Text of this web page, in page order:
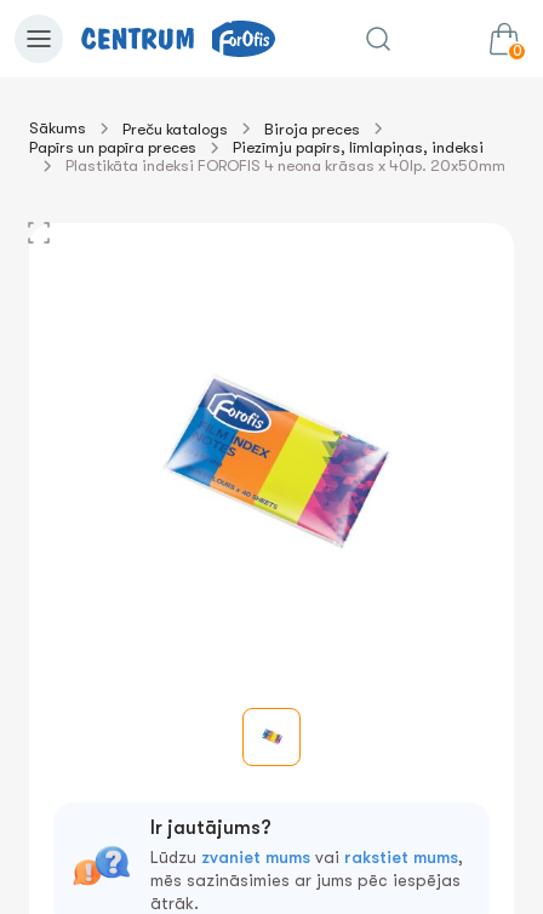
0
uz grozu Summa:0.00€
Sākums Preču katalogs
Biroja preces
Papīrs un papīra preces
Piezīmju papīrs, līmlapiņas, indeksi
Plastikāta indeksi FOROFIS 4 neona krāsas x 40lp. 20x50mm
Ir jautājums?
Lūdzu zvaniet mums vai rakstiet mums,
mēs sazināsimies ar jums pēc iespējas
ātrāk.